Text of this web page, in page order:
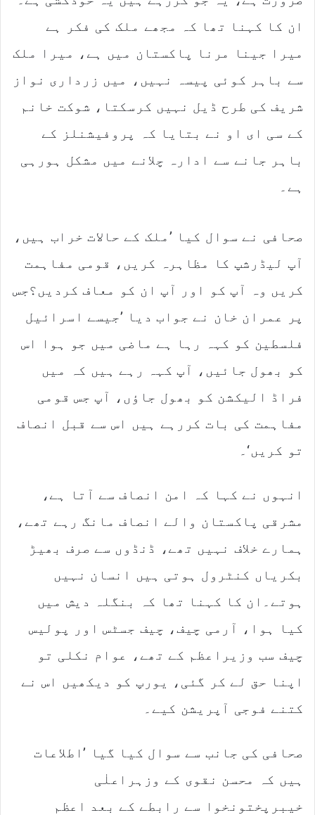
ان کا کہنا تھا کہ مجھے ملک کی فکر ہے
میرا جینا مرنا پاکستان میں ہے، میرا ملک
سے باہر کوئی پیسہ نہیں، میں زرداری نواز
شریف کی طرح ڈیل نہیں کرسکتا، شوکت خانم
کے سی ای او نے بتایا کہ پروفیشنلز کے
باہر جانے سے ادارہ چلانے میں مشکل ہورہی
ہے۔
صحافی نے سوال کیا ’ملک کے حالات خراب ہیں،
آپ لیڈرشپ کا مظاہرہ کریں، قومی مفاہمت
کریں وہ آپ کو اور آپ ان کو معاف کردیں؟جس
پر عمران خان نے جواب دیا ’جیسے اسرائیل
فلسطین کو کہہ رہا ہے ماضی میں جو ہوا اس
کو بھول جائیں، آپ کہہ رہے ہیں کہ میں
فراڈ الیکشن کو بھول جاؤں، آپ جس قومی
مفاہمت کی بات کررہے ہیں اس سے قبل انصاف
تو کریں‘۔
انہوں نے کہا کہ امن انصاف سے آتا ہے،
مشرقی پاکستان والے انصاف مانگ رہے تھے،
ہمارے خلاف نہیں تھے، ڈنڈوں سے صرف بھیڑ
بکریاں کنٹرول ہوتی ہیں انسان نہیں
ہوتے۔ان کا کہنا تھا کہ بنگلہ دیش میں
کیا ہوا، آرمی چیف، چیف جسٹس اور پولیس
چیف سب وزیراعظم کے تھے، عوام نکلی تو
اپنا حق لے کر گئی، یورپ کو دیکھیں اس نے
کتنے فوجی آپریشن کیے۔
صحافی کی جانب سے سوال کیا گیا ’اطلاعات
ہیں کہ محسن نقوی کے وزہراعلٰی
خیبرپختونخوا سے رابطے کے بعد اعظم